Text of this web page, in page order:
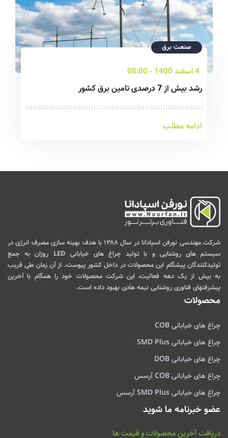
صنعت برق
4 اسفند 1400 - 08:00
رشد بیش از 7 درصدی تامین برق کشور
ادامه مطلب
شرکت مهندسی نورفن اسپادانا در سال ۱۳۸۸ با هدف بهینه سازی مصرف انرژی در
سیستم های روشنایی و با تولید چراغ های خیابانی LED روژان به جمع
تولیدکنندگان پیشگام این محصولات در داخل کشور پیوست. از آن زمان طی قریب
به بیش از یک دهه فعالیت، این شرکت محصولات خود را همگام با آخرین
پیشرفتهای فناوری روشنایی نیمه هادی بهبود داده است.
محصولات
چراغ های خیابانی COB
چراغ های خیابانی SMD Plus
چراغ های خیابانی DOB
چراغ های خیابانی COB آرسس
چراغ های خیابانی SMD Plus آرسس
عضو خبرنامه ما شوید
دریافت آخرین محصولات و قیمت ها